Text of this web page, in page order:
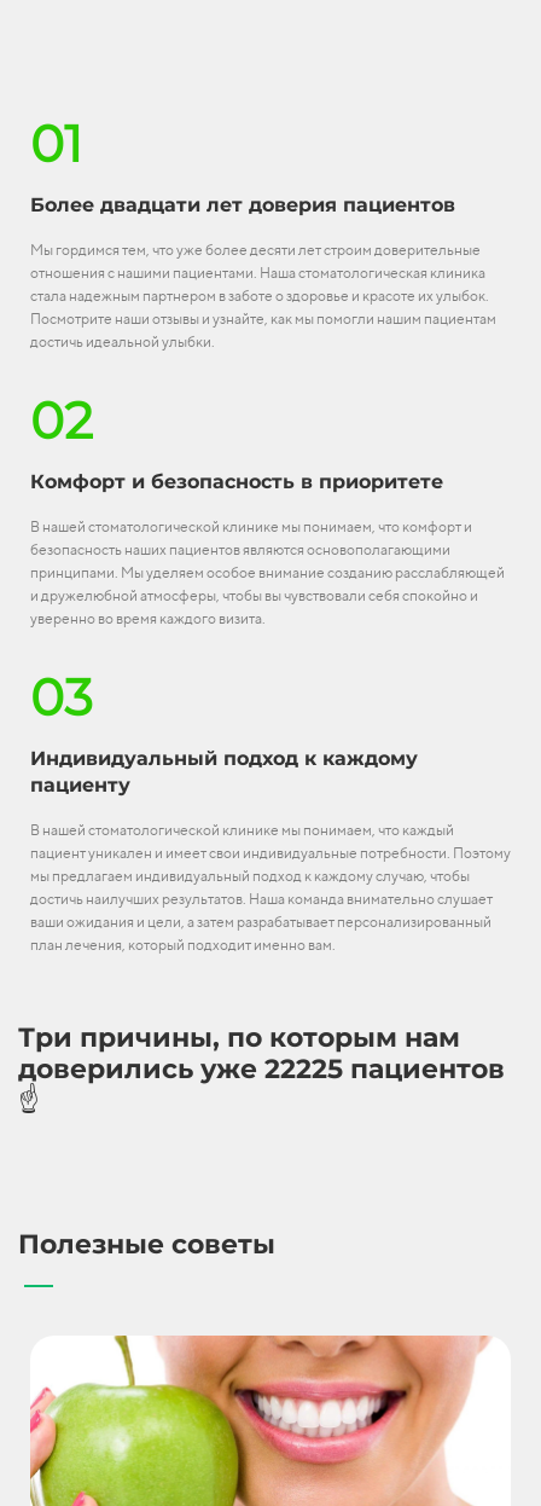
01
Более двадцати лет доверия пациентов
Мы гордимся тем, что уже более десяти лет строим доверительные
отношения с нашими пациентами. Наша стоматологическая клиника
стала надежным партнером в заботе о здоровье и красоте их улыбок.
Посмотрите наши отзывы и узнайте, как мы помогли нашим пациентам
достичь идеальной улыбки.
02
Комфорт и безопасность в приоритете
В нашей стоматологической клинике мы понимаем, что комфорт и
безопасность наших пациентов являются основополагающими
принципами. Мы уделяем особое внимание созданию расслабляющей
и дружелюбной атмосферы, чтобы вы чувствовали себя спокойно и
уверенно во время каждого визита.
03
Индивидуальный подход к каждому
пациенту
В нашей стоматологической клинике мы понимаем, что каждый
пациент уникален и имеет свои индивидуальные потребности. Поэтому
мы предлагаем индивидуальный подход к каждому случаю, чтобы
достичь наилучших результатов. Наша команда внимательно слушает
ваши ожидания и цели, а затем разрабатывает персонализированный
план лечения, который подходит именно вам.
Три причины, по которым нам
доверились уже 22225 пациентов
☝️
Полезные советы